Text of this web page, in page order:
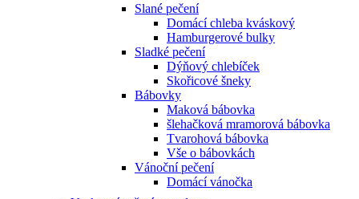
Slané pečení
Domácí chleba kváskový
Hamburgerové bulky
Sladké pečení
Dýňový chlebíček
Skořicové šneky
Bábovky
Maková bábovka
šlehačková mramorová bábovka
Tvarohová bábovka
Vše o bábovkách
Vánoční pečení
Domácí vánočka